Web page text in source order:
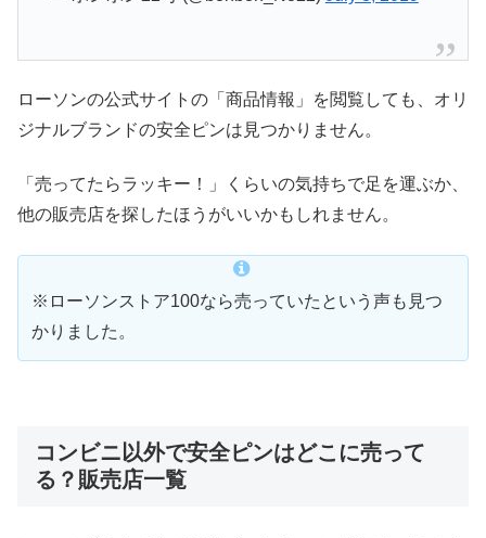
ローソンの公式サイトの「商品情報」を閲覧しても、オリ
ジナルブランドの安全ピンは見つかりません。
「売ってたらラッキー！」くらいの気持ちで足を運ぶか、
他の販売店を探したほうがいいかもしれません。
※ローソンストア100なら売っていたという声も見つ
かりました。
コンビニ以外で安全ピンはどこに売って
る？販売店一覧